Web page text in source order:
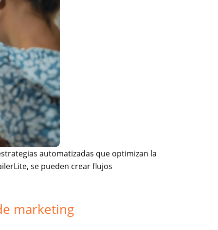
automatizadas que optimizan la
se pueden crear flujos
marketing